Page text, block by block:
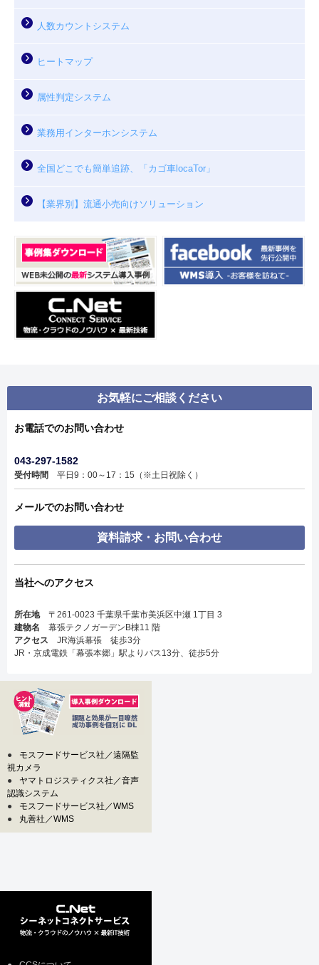
人数カウントシステム
ヒートマップ
属性判定システム
業務用インターホンシステム
全国どこでも簡単追跡、「カゴ車locaTor」
【業界別】流通小売向けソリューション
お気軽にご相談ください
お電話でのお問い合わせ
043-297-1582
受付時間 平日9：00～17：15（※土日祝除く）
メールでのお問い合わせ
資料請求・お問い合わせ
当社へのアクセス
所在地〒261-0023 千葉県千葉市美浜区中瀬 1丁目 3
建物名 幕張テクノガーデンB棟11 階
アクセス JR海浜幕張 徒歩3分
JR・京成電鉄「幕張本郷」駅よりバス13分、徒歩5分
●
モスフードサービス社／遠隔監
視カメラ
●
ヤマトロジスティクス社／音声
認識システム
●
モスフードサービス社／WMS
●
丸善社／WMS